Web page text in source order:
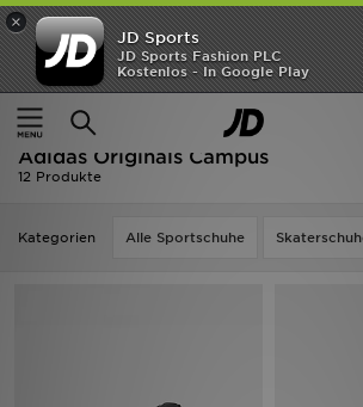
×
JD Sports
JD Sports Fashion PLC
Kostenlos - In Google Play
Startseite
Kinder Schuhe Jugendliche (Gr.
Schuhe Jugendliche (Gr. 36-38.5) -
Adidas Originals Campus
12 Produkte
Kategorien Alle Sportschuhe
Startseite
ANGEBOTE
Marken